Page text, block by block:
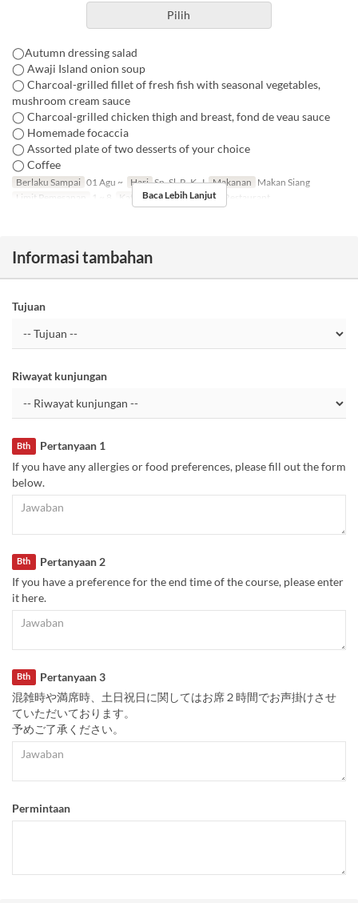
Pilih
◯Autumn dressing salad
◯ Awaji Island onion soup
◯ Charcoal-grilled fillet of fresh fish with seasonal vegetables,
mushroom cream sauce
◯ Charcoal-grilled chicken thigh and breast, fond de veau sauce
◯ Homemade focaccia
◯ Assorted plate of two desserts of your choice
◯ Coffee
Berlaku Sampai 01 Agu ~ Hari Sn, Sl, R, K, J Makanan Makan Siang
Limit Pemesanan
1 ~ 8 Kategori Tempat Duduk Restaurant
Baca Lebih Lanjut
Informasi tambahan
Tujuan
Riwayat kunjungan
Pertanyaan 1
Bth
If you have any allergies or food preferences, please fill out the form
below.
Pertanyaan 2
Bth
If you have a preference for the end time of the course, please enter
it here.
Pertanyaan 3
Bth
混雑時や満席時、土日祝日に関してはお席２時間でお声掛けさせ
ていただいております。
予めご了承ください。
Permintaan